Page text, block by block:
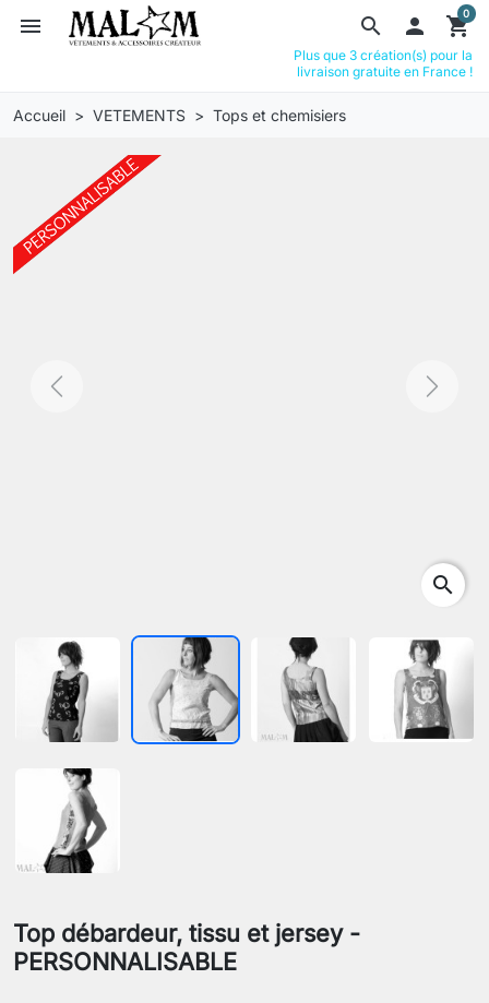
search
menu  shopping_cart
0
Plus que 3 création(s) pour la
livraison gratuite en France !
Accueil VETEMENTS Tops et chemisiers
Previous Next
search
Top débardeur, tissu et jersey -
PERSONNALISABLE